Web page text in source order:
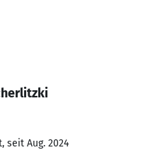
seit Aug. 2024